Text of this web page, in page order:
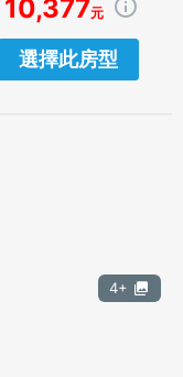
10,377元
選擇此房型
4+